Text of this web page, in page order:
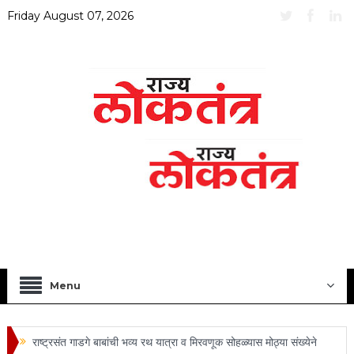
Friday August 07, 2026
Menu
राष्ट्रसंत गाडगे बाबांची भव्य रथ यात्रा व मिरवणूक सोहळ्यास मोठ्या संख्येने